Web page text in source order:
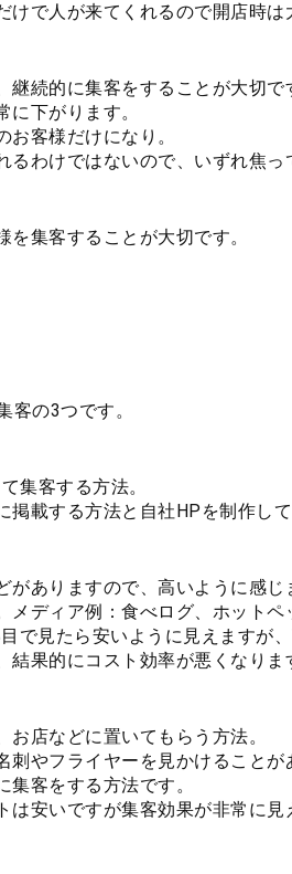
で人が来てくれるので開店時
続的に集客をすることが大切で
下がります。
客様だけになり。
わけではないので、いずれ焦
集客することが大切です。
客の3つです。
集客する方法。
載する方法と自社HPを制作し
がありますので、高いように感
メディア例：食べログ、ホット
で見たら安いように見えますが
果的にコスト効率が悪くなりま
店などに置いてもらう方法。
やフライヤーを見かけることが
客をする方法です。
安いですが集客効果が非常に